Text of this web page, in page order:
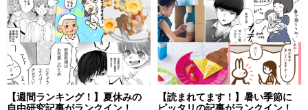
【週間ランキング！】夏休みの
自由研究記事がランクイン！
【読まれてます！】暑い季節に
ピッタリの記事がランクイン！